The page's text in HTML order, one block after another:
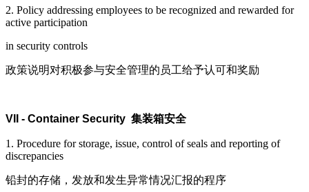
2. Policy addressing employees to be recognized and rewarded for
active participation
in security controls
政策说明对积极参与安全管理的员工给予认可和奖励
VII - Container Security 集装箱安全
1. Procedure for storage, issue, control of seals and reporting of
discrepancies
铅封的存储，发放和发生异常情况汇报的程序